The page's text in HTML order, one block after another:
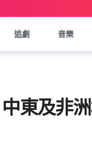
追劇 音樂
東及非